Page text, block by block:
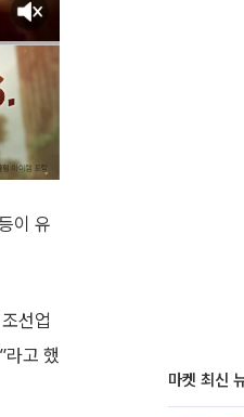
이 유
선업
라고 했
마켓 최신